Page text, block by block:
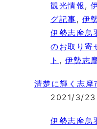
観光情報 ,
グ記事, 伊
伊勢志摩鳥
のお取り寄
ト , 伊勢志
清楚に輝く志摩
2021/3/23
伊勢志摩鳥